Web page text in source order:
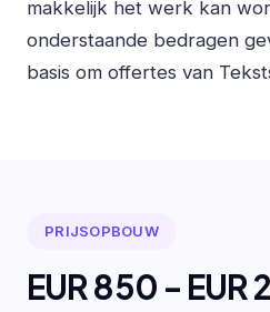
makkelijk het werk kan
onderstaande bedragen
basis om offertes van
PRIJSOPBOUW
EUR 850 - EUR